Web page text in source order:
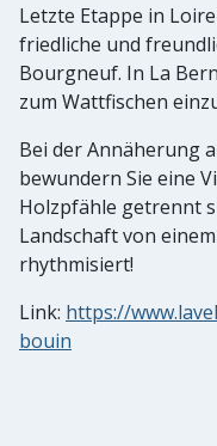
Letzte Etappe in
friedliche und
Bourgneuf. In La
zum Wattfischen
Bei der Annäherung
bewundern Sie eine
Holzpfähle getrennt
Landschaft von
rhythmisiert!
Link: https://
bouin